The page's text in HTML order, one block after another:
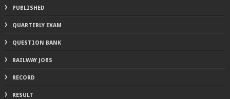
PUBLISHED
QUARTERLY EXAM
QUESTION BANK
RAILWAY JOBS
RECORD
RESULT